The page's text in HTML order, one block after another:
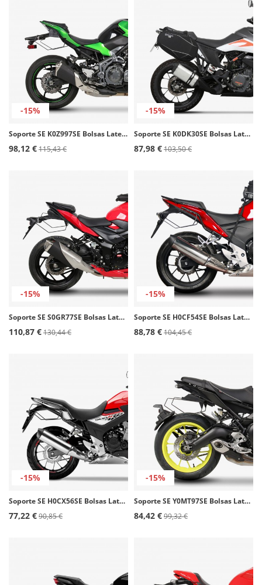
-15%
Soporte SE K0Z997SE Bolsas Laterales SHAD Kawasaki Z900 (17-24)
98,12 €115,43 €
-15%
Soporte SE K0DK30SE Bolsas Laterales SHAD KTM 390 Adventure (20-25)
87,98 €103,50 €
-15%
Soporte SE S0GR77SE Bolsas Laterales SHAD Suzuki GSX-S 750 (17-22)
110,87 €130,44 €
-15%
Soporte SE H0CF54SE Bolsas Laterales SHAD Honda CB/R 500F/X (13-15)
88,78 €104,45 €
-15%
Soporte SE H0CX56SE Bolsas Laterales SHAD Honda CB/R 500F/X (16-24), NX 500 (23-25), Transalp 750 (23-25)
77,22 €90,85 €
-15%
Soporte SE Y0MT97SE Bolsas Laterales SHAD Yamaha MT09 (13-19)
84,42 €99,32 €